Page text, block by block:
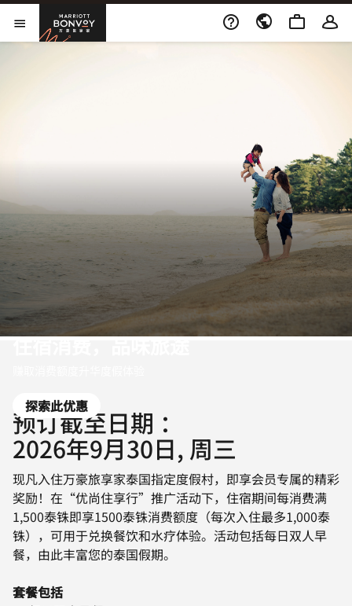
Skip to Content
打开菜单万豪旅享家
探索此优惠
预订截至日期 ：
2026年9月30日, 周三
现凡入住万豪旅享家泰国指定度假村，即享会员专属的精彩
奖励！在“优尚住享行”推广活动下，住宿期间每消费满
1,500泰铢即享1500泰铢消费额度（每次入住最多1,000泰
铢），可用于兑换餐饮和水疗体验。活动包括每日双人早
餐，由此丰富您的泰国假期。
套餐包括